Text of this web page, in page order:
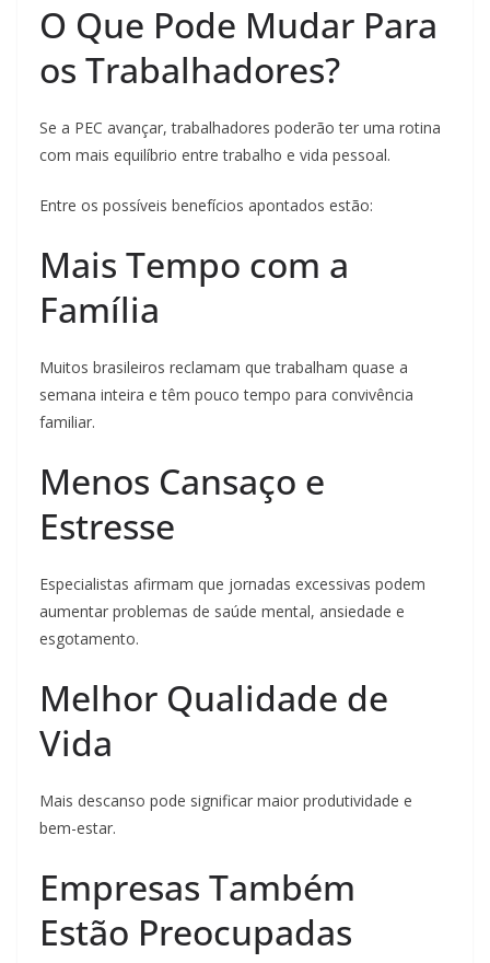
O Que Pode Mudar Para
os Trabalhadores?
Se a PEC avançar, trabalhadores poderão ter uma rotina
com mais equilíbrio entre trabalho e vida pessoal.
Entre os possíveis benefícios apontados estão:
Mais Tempo com a
Família
Muitos brasileiros reclamam que trabalham quase a
semana inteira e têm pouco tempo para convivência
familiar.
Menos Cansaço e
Estresse
Especialistas afirmam que jornadas excessivas podem
aumentar problemas de saúde mental, ansiedade e
esgotamento.
Melhor Qualidade de
Vida
Mais descanso pode significar maior produtividade e
bem-estar.
Empresas Também
Estão Preocupadas